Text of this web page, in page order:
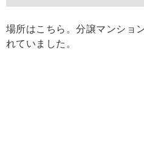
場所はこちら。分譲マンショ
れていました。